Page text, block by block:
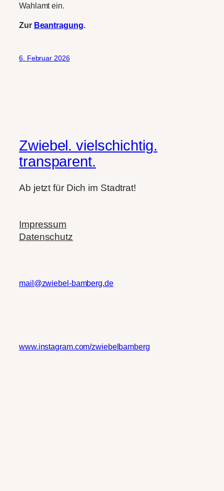
Wahlamt ein.
Zur Beantragung.
6. Februar 2026
Zwiebel. vielschichtig.
transparent.
Ab jetzt für Dich im Stadtrat!
Impressum
Datenschutz
mail@zwiebel-bamberg.de
www.instagram.com/zwiebelbamberg